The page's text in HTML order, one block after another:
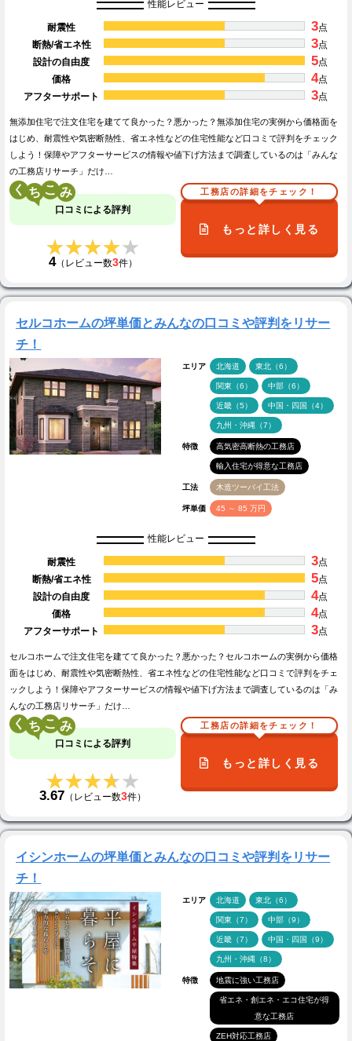
性能レビュー
耐震性 3点
断熱/省エネ性
3点
設計の自由度
5点
価格
4点
アフターサポート
3点
無添加住宅で注文住宅を建てて良かった？悪かった？無添加住宅の実例から価格面を
はじめ、耐震性や気密断熱性、省エネ性などの住宅性能など口コミで評判をチェック
しよう！保障やアフターサービスの情報や値下げ方法まで調査しているのは「みんな
の工務店リサーチ」だけ…
く こ
口コミによる評判
★★★★★
★★★★★
4（レビュー数3件）
工務店の詳細をチェック！
もっと詳しく見る
セルコホームの坪単価とみんなの口コミや評判をリサー
チ！
エリア 北海道 東北（6）
関東（6） 中部（6）
近畿（5） 中国・四国（4）
九州・沖縄（7）
特徴 高気密高断熱の工務店
輸入住宅が得意な工務店
工法 木造ツーバイ工法
坪単価 45 ～ 85 万円
性能レビュー
耐震性 3点
断熱/省エネ性
5点
設計の自由度
4点
価格
4点
アフターサポート
3点
セルコホームで注文住宅を建てて良かった？悪かった？セルコホームの実例から価格
面をはじめ、耐震性や気密断熱性、省エネ性などの住宅性能など口コミで評判をチェ
ックしよう！保障やアフターサービスの情報や値下げ方法まで調査しているのは「み
んなの工務店リサーチ」だけ…
く こ
口コミによる評判
★★★★★
★★★★★
3.67 （レビュー数3件）
工務店の詳細をチェック！
もっと詳しく見る
イシンホームの坪単価とみんなの口コミや評判をリサー
チ！
エリア 北海道 東北（6）
関東（7） 中部（9）
近畿（7） 中国・四国（9）
九州・沖縄（8）
特徴 地震に強い工務店
省エネ・創エネ・エコ住宅が得
意な工務店
ZEH対応工務店